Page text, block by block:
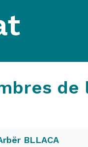
de
BLLACA